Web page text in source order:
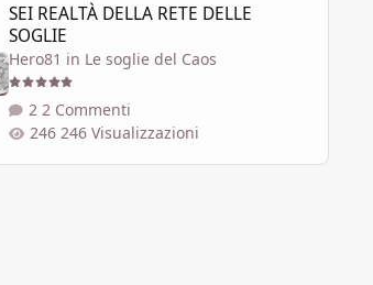
SEI REALTÀ DELLA RETE DELLE
SOGLIE
Hero81 in Le soglie del Caos
2 Commenti
246 Visualizzazioni